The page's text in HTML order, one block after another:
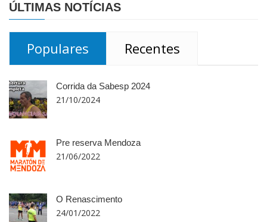
ÚLTIMAS NOTÍCIAS
Populares Recentes
Corrida da Sabesp 2024
21/10/2024
Pre reserva Mendoza
21/06/2022
O Renascimento
24/01/2022